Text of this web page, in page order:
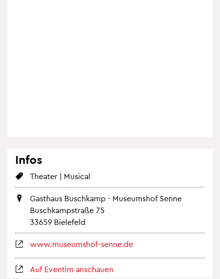
Infos
Thea­ter | Mu­si­cal
Gast­haus Busch­kamp - Mu­se­ums­hof Senne
Busch­kamp­stra­ße 75
33659 Bie­le­feld
www.​museumshof-​senne.​de
Auf Even­tim an­schau­en